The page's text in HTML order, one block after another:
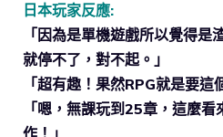
日本玩家反應:
「因為是單機遊戲所以覺得
就停不了，對不起。」
「超有趣！果然RPG就是要這
「嗯，無課玩到25章，這麼